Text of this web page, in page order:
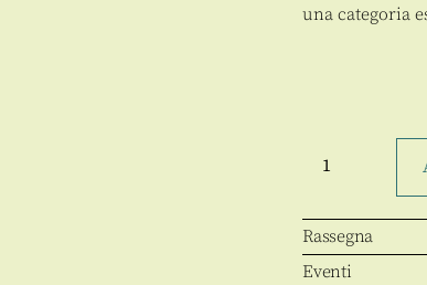
una categoria
Rassegna
Eventi